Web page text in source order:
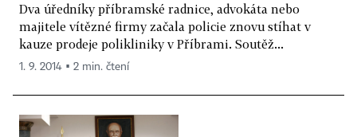
Dva úředníky příbramské radnice, advokáta nebo
majitele vítězné firmy začala policie znovu stíhat v
kauze prodeje polikliniky v Příbrami. Soutěž...
1. 9. 2014 ▪ 2 min. čtení